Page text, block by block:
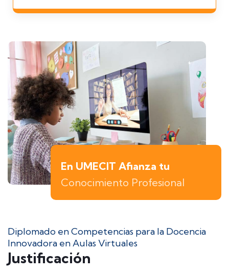
En UMECIT Afianza tu
Conocimiento Profesional
Diplomado en Competencias para la Docencia
Innovadora en Aulas Virtuales
Justificación